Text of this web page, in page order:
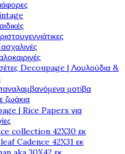
Decoupage | Λουλούδια &
μοτίβα
ζωάκια
| Rice Papers για
collection 42X30 εκ
Cadence 42X31 εκ